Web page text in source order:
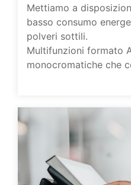
Mettiamo a
basso consumo
polveri sottili.
Multifunzioni formato
monocromatiche che